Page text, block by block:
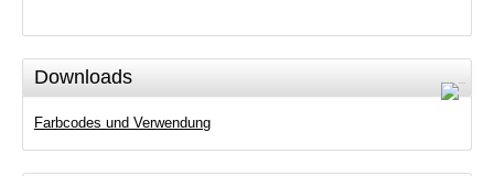
Downloads
Farbcodes und Verwendung